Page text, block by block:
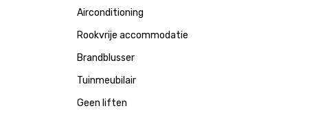
Airconditioning
Rookvrije accommodatie
Brandblusser
Tuinmeubilair
Geen liften